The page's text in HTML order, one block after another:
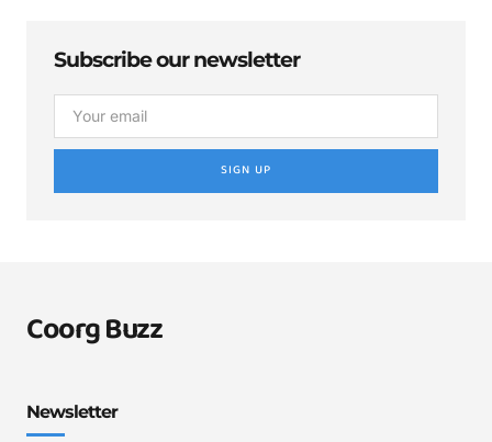
Subscribe our newsletter
SIGN UP
Coorg Buzz
Newsletter